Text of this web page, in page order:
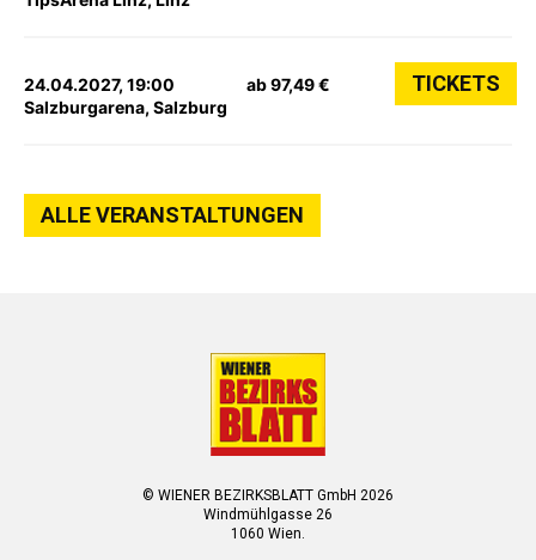
24.04.2027, 19:00
Salzburgarena, Salzburg
ab 97,49 € TICKETS
ALLE VERANSTALTUNGEN
© WIENER BEZIRKSBLATT GmbH 2026
Windmühlgasse 26
1060 Wien.